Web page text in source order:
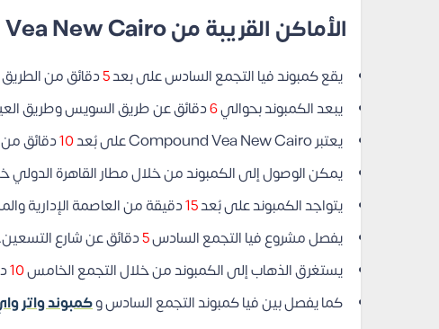
الأماكن القريبة من Compound Vea New Cairo
يقع كمبوند فيا التجمع السادس على بعد5دقائق من
يبعد الكمبوند بحوالي6دقائق عن طريق السويس وطريق
يعتبر Compound Vea New Cairo على بُعد
10دقائق من
يمكن الوصول إلى الكمبوند من خلال مطار القاهرة الدولي
يتواجد الكمبوند على بُعد15دقيقة من العاصمة الإدارية
يفصل مشروع فيا التجمع السادس5دقائق عن شارع التسعين.
يستغرق الذهاب إلى الكمبوند من خلال التجمع الخامس10
كما يفصل بين فيا كمبوند التجمع السادس وكمبوند واتر